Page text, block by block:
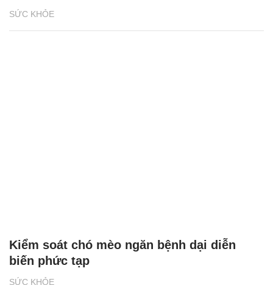
SỨC KHỎE
SỨC KHỎE
Kiểm soát chó mèo ngăn bệnh dại diễn
biến phức tạp